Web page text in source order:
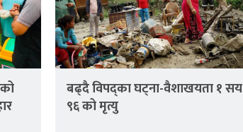
बढ्दै विपद्का घट्ना-वैशाखयता १ सय
९६ को मृत्यु